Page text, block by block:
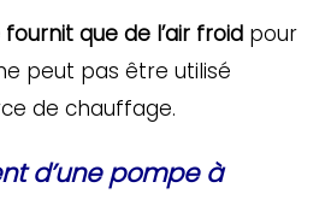
que de l’air froidpour
peut pas être utilisé
de chauffage.
d’une pompe à